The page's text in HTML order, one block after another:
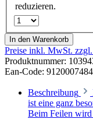
reduzieren.
In den Warenkorb
Preise inkl. MwSt. zzgl.
Produktnummer:
Ean-Code:
Beschreibung
ist eine ganz
Beim Feilen